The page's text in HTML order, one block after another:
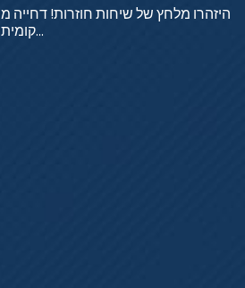
היזהרו מלחץ של שיחות חוזרות! דחייה מ
קומית...